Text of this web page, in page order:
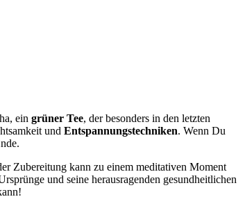
ein grüner Tee, der besonders in den letzten
und Entspannungstechniken. Wenn Du
Zubereitung kann zu einem meditativen Moment
und seine herausragenden gesundheitlichen